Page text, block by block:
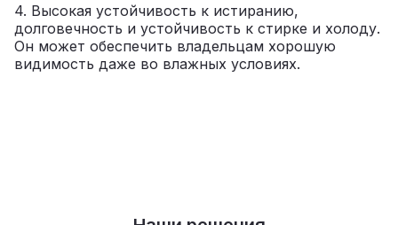
4. Высокая устойчивость к истиранию,
долговечность и устойчивость к стирке и холоду.
Он может обеспечить владельцам хорошую
видимость даже во влажных условиях.